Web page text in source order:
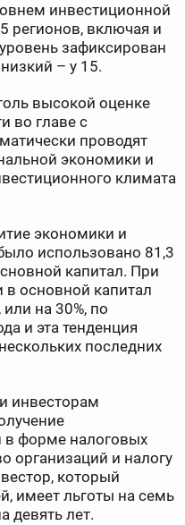
инвестиционной
регионов, включая и
зафиксирован
– у 15.
высокой оценке
во главе с
проводят
экономики и
климата
экономики и
использовано 81,3
капитал. При
в основной капитал
на 30%, по
и эта тенденция
последних
инвесторам
в форме налоговых
организаций и налогу
который
имеет льготы на семь
девять лет.